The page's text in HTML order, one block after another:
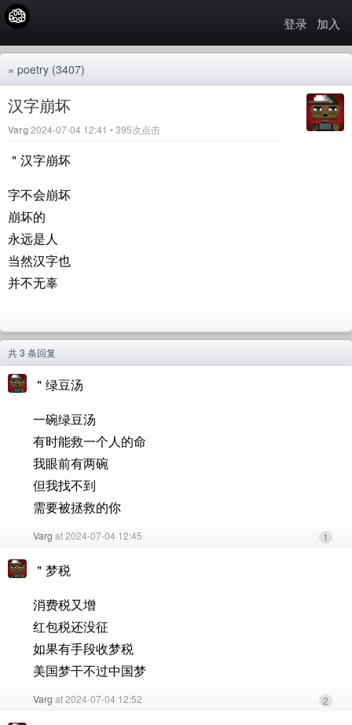
登录 加入
» poetry (3407)
汉字崩坏
Varg2024-07-04 12:41 • 395次点击
＂汉字崩坏
字不会崩坏
崩坏的
永远是人
当然汉字也
并不无辜
共 3 条回复
＂绿豆汤
一碗绿豆汤
有时能救一个人的命
我眼前有两碗
但我找不到
需要被拯救的你
Varg at 2024-07-04 12:45 1
＂梦税
消费税又增
红包税还没征
如果有手段收梦税
美国梦干不过中国梦
Varg at 2024-07-04 12:52 2